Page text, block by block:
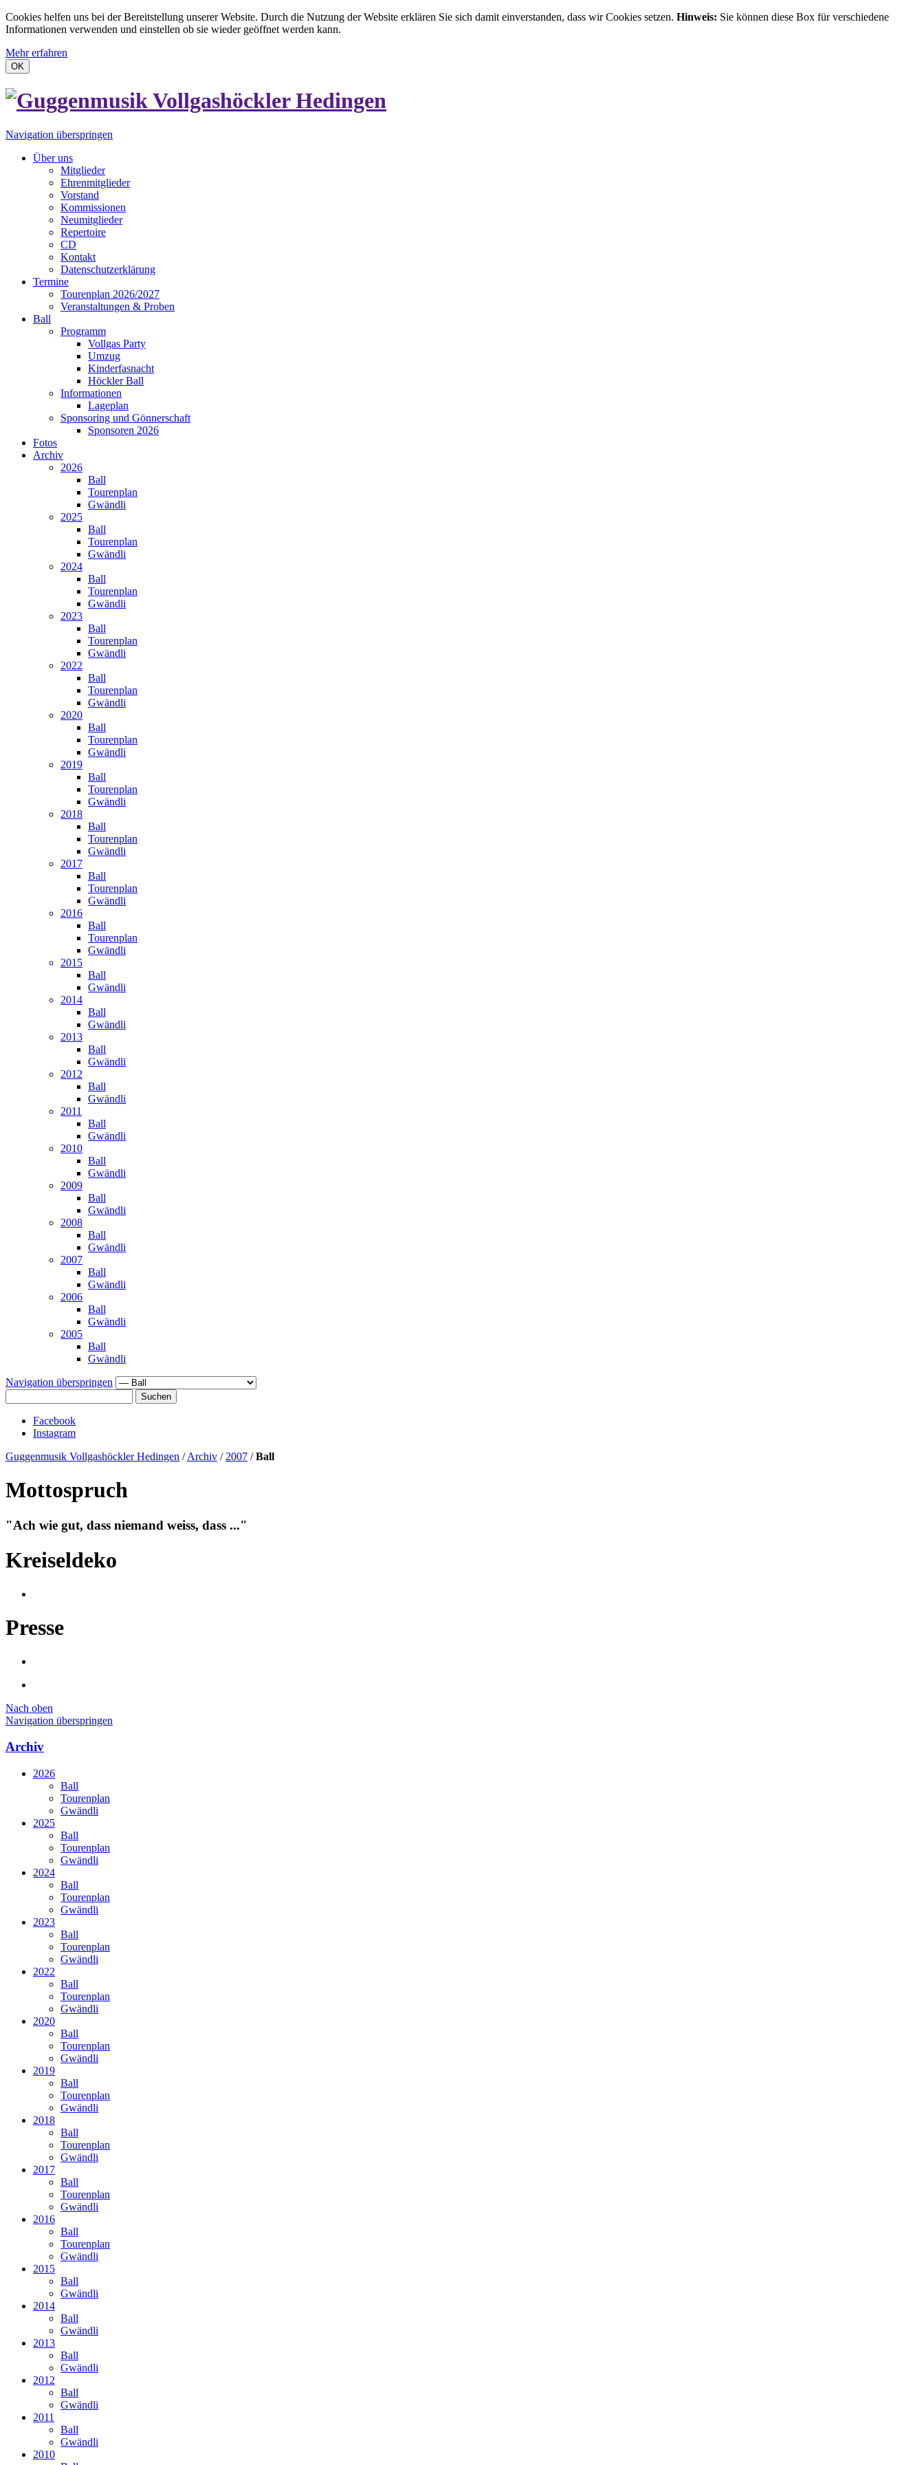
Cookies helfen uns bei der Bereitstellung unserer Website. Durch die Nutzung der Website erklären Sie sich damit einverstanden, dass wir Cookies setzen. Hinweis: Sie können diese Box für verschiedene
Informationen verwenden und einstellen ob sie wieder geöffnet werden kann.
Mehr erfahren
OK
Navigation überspringen
Über uns
Mitglieder
Ehrenmitglieder
Vorstand
Kommissionen
Neumitglieder
Repertoire
CD
Kontakt
Datenschutzerklärung
Termine
Tourenplan 2026/2027
Veranstaltungen & Proben
Ball
Programm
Vollgas Party
Umzug
Kinderfasnacht
Höckler Ball
Informationen
Lageplan
Sponsoring und Gönnerschaft
Sponsoren 2026
Fotos
Archiv
2026
Ball
Tourenplan
Gwändli
2025
Ball
Tourenplan
Gwändli
2024
Ball
Tourenplan
Gwändli
2023
Ball
Tourenplan
Gwändli
2022
Ball
Tourenplan
Gwändli
2020
Ball
Tourenplan
Gwändli
2019
Ball
Tourenplan
Gwändli
2018
Ball
Tourenplan
Gwändli
2017
Ball
Tourenplan
Gwändli
2016
Ball
Tourenplan
Gwändli
2015
Ball
Gwändli
2014
Ball
Gwändli
2013
Ball
Gwändli
2012
Ball
Gwändli
2011
Ball
Gwändli
2010
Ball
Gwändli
2009
Ball
Gwändli
2008
Ball
Gwändli
2007
Ball
Gwändli
2006
Ball
Gwändli
2005
Ball
Gwändli
Navigation überspringen
Suchen
Facebook
Instagram
Guggenmusik Vollgashöckler Hedingen /Archiv / 2007 /Ball
Mottospruch
"Ach wie gut, dass niemand weiss, dass ..."
Kreiseldeko
Presse
Nach oben
Navigation überspringen
Archiv
2026
Ball
Tourenplan
Gwändli
2025
Ball
Tourenplan
Gwändli
2024
Ball
Tourenplan
Gwändli
2023
Ball
Tourenplan
Gwändli
2022
Ball
Tourenplan
Gwändli
2020
Ball
Tourenplan
Gwändli
2019
Ball
Tourenplan
Gwändli
2018
Ball
Tourenplan
Gwändli
2017
Ball
Tourenplan
Gwändli
2016
Ball
Tourenplan
Gwändli
2015
Ball
Gwändli
2014
Ball
Gwändli
2013
Ball
Gwändli
2012
Ball
Gwändli
2011
Ball
Gwändli
2010